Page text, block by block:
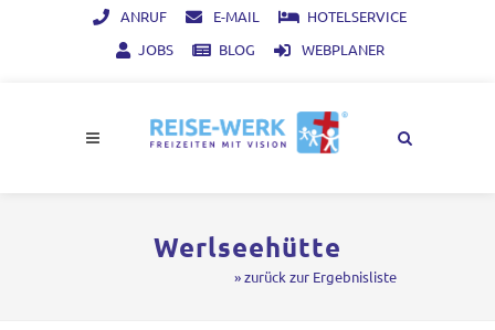
ANRUF E-MAIL
HOTELSERVICE
JOBS
BLOG WEBPLANER
Werlseehütte
» zurück zur Ergebnisliste